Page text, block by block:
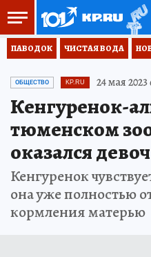
ПАВОДОК ЧИСТАЯ ВОДА
ОБЩЕСТВО KP.RU 24 мая 2023
Кенгуренок-
тюменском
оказался
Кенгуренок
она уже полностью
кормления матерью